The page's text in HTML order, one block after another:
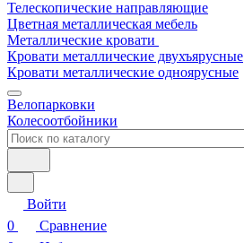
Телескопические направляющие
Цветная металлическая мебель
Металлические кровати
Кровати металлические двухъярусные
Кровати металлические одноярусные
Велопарковки
Колесоотбойники
Войти
0
Сравнение